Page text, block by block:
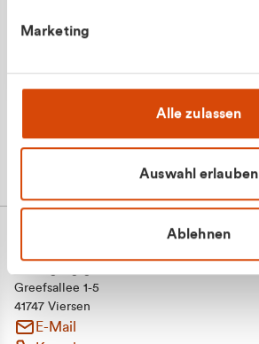
Marketing
Alle zulassen
Auswahl erlauben
Ablehnen
Greefsallee 1-5
41747 Viersen
E-Mail